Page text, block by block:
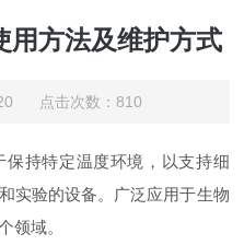
用方法及维护方式
20 点击次数：810
持特定温度环境，以支持细
实验的设备。广泛应用于生物
领域。